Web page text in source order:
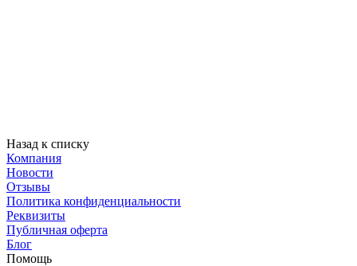
Назад к списку
Компания
Новости
Отзывы
Политика конфиденциальности
Реквизиты
Публичная оферта
Блог
Помощь